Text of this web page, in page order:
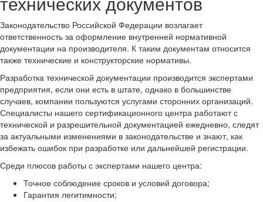
Законодательство Российской Федерации возлагает
ответственность за оформление внутренней нормативной
документации на производителя. К таким документам относится
также технические и конструкторские нормативы.
Разработка технической документации производится экспертами
предприятия, если они есть в штате, однако в большинстве
случаев, компании пользуются услугами сторонних организаций.
Специалисты нашего сертификационного центра работают с
технической и разрешительной документацией ежедневно, следят
за актуальными изменениями в законодательстве и знают, как
избежать ошибок при разработке или дальнейшей регистрации.
Среди плюсов работы с экспертами нашего центра:
Точное соблюдение сроков и условий договора;
Гарантия легитимности;